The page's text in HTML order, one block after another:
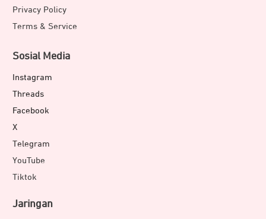
Privacy Policy
Terms & Service
Sosial Media
Instagram
Threads
Facebook
X
Telegram
YouTube
Tiktok
Jaringan